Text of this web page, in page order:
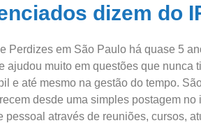
dizem do
Perdizes em São Paulo há quase 5
ajudou muito em questões que
e até mesmo na gestão do tempo.
desde uma simples postagem
pessoal através de reuniões, cursos,